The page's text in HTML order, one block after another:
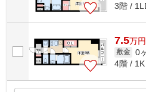
3階 /
7.5万円
敷金 0
4階 /